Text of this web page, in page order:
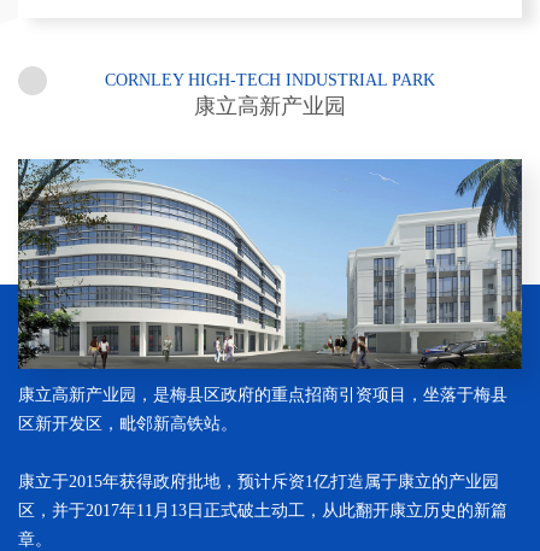
40亩，第一期建成约20000平方米生产厂房 ，一举成为当地
是
国内大型的电解质分析仪生产厂家，亦是国内外首屈一指
血气、电解质领域专家，一直专注于电解质分析及血气分
权。
2006年，康立首推自主研发的血气电解质分析仪，填补
了国内在体外诊断领域的空白，同时一举打破了该领域长期
被国外厂家产品垄断和技术封锁的局面，成为中国血气领域
的领导者 。2021年，康立血气分析仪
上榜优秀国产设备名
单，另外同年成为国内唯一参与制定血气行业标准的企业，
具备了和国际大公司同台竞争的实力，迎领民族血气新时
一流的产品，满意的服务，持续的改进
CORNLEY HIGH-TECH INDUSTRIAL PARK
康立高新产业园
康立高新产业园，是梅县区政府的重点招商引资项目，坐落于梅县
区新开发区，毗邻新高铁站。
康立于2015年获得政府批地，预计斥资1亿打造属于康立的产业园
区，并于2017年11月13日正式破土动工，从此翻开康立历史的新篇
章。